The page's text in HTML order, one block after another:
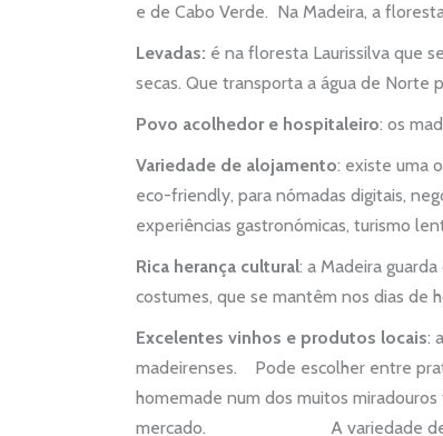
e de Cabo Verde. Na Madeira, a
Levadas: é na floresta Laurissilva que
secas. Que transporta a água de Norte
Povo acolhedor e hospitaleiro: os
Variedade de alojamento: existe uma
eco-friendly, para nómadas digitais,
experiências gastronómicas, turismo
Rica herança cultural: a Madeira
costumes, que se mantêm nos dias de
Excelentes vinhos e produtos locais:
madeirenses. Pode escolher entre
homemade num dos muitos
mercado. A variedade de frutos da